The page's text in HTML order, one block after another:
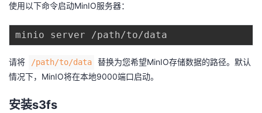
学
堂
我
支
持
的
我
使用以下命令启动MinIO服务器：
请将 /path/to/data
替换为您希望MinIO存储数据的路径。默认
情况下，MinIO将在本地9000端口启动。
安装s3fs